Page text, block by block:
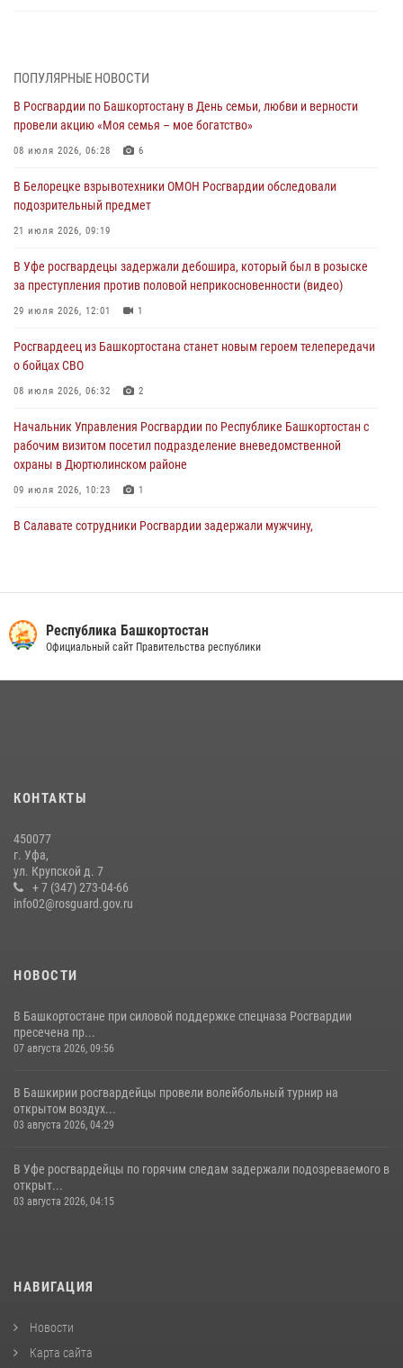
03 августа 2026, 04:30 8
В Башкирии росгвардейцы провели волейбольный турнир на
открытом воздухе
03 августа 2026, 04:29
В Уфе росгвардейцы по горячим следам задержали
подозреваемого в открытом хищении из аптеки (видео)
03 августа 2026, 04:15
Начальник отделения учёта и комплектования Росгвардии
Башкортостана ответил на вопросы граждан
30 июля 2026, 12:54
В Уфе росгвардецы задержали дебошира, который был в розыске
за преступления против половой неприкосновенности (видео)
29 июля 2026, 12:01 1
ПОПУЛЯРНЫЕ НОВОСТИ
В Росгвардии по Башкортостану в День семьи, любви и верности
провели акцию «Моя семья – мое богатство»
08 июля 2026, 06:28 6
В Белорецке взрывотехники ОМОН Росгвардии обследовали
подозрительный предмет
21 июля 2026, 09:19
В Уфе росгвардецы задержали дебошира, который был в розыске
за преступления против половой неприкосновенности (видео)
29 июля 2026, 12:01 1
Росгвардеец из Башкортостана станет новым героем телепередачи
о бойцах СВО
08 июля 2026, 06:32 2
Начальник Управления Росгвардии по Республике Башкортостан с
рабочим визитом посетил подразделение вневедомственной
охраны в Дюртюлинском районе
09 июля 2026, 10:23 1
В Салавате сотрудники Росгвардии задержали мужчину,
Росгвардии и фондом «Защитники Отечества»
16 июля 2026, 07:20 5
В Башкортостане спецподразделения Росгвардии отработали
навыки беспарашютного десантирования
28 июля 2026, 11:10
Республика Башкортостан
Официальный сайт Правительства республики
КОНТАКТЫ
450077
г. Уфа,
ул. Крупской д. 7
+ 7 (347) 273-04-66
info02@rosguard.gov.ru
НОВОСТИ
В Башкортостане при силовой поддержке спецназа Росгвардии
пресечена пр...
07 августа 2026, 09:56
В Башкирии росгвардейцы провели волейбольный турнир на
открытом воздух...
03 августа 2026, 04:29
В Уфе росгвардейцы по горячим следам задержали подозреваемого в
открыт...
03 августа 2026, 04:15
НАВИГАЦИЯ
Новости
Карта сайта